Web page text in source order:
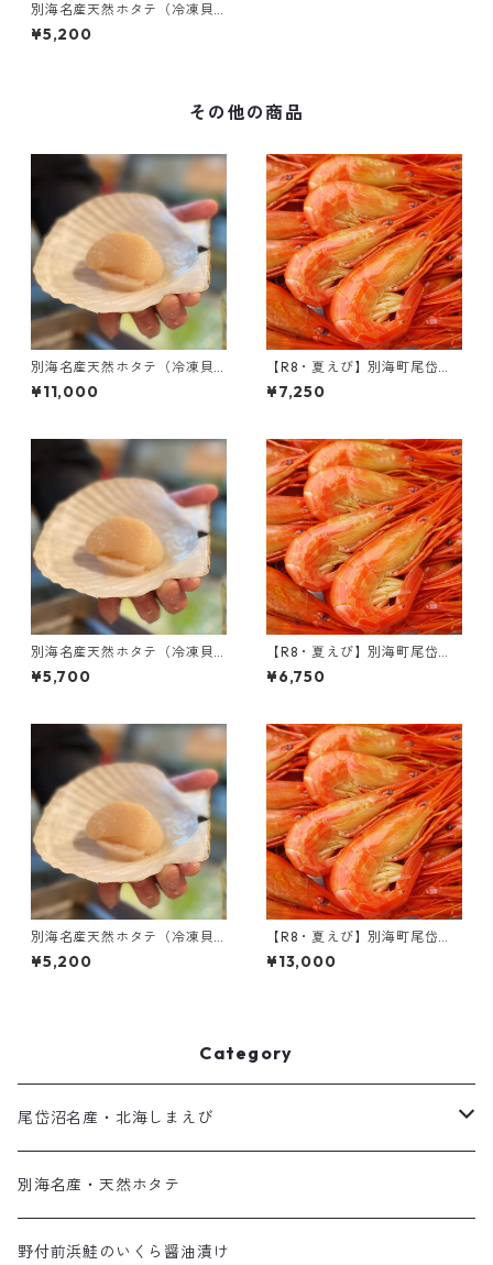
別海名産天然ホタテ（冷凍貝
柱・Mサイズ・500g）
¥5,200
その他の商品
別海名産天然ホタテ（冷凍貝
柱・Lサイズ･1kg）
¥11,000
【R8・夏えび】別海町尾岱沼
名産｜北海しまえび（大サイ
ズ・500g）
¥7,250
別海名産天然ホタテ（冷凍貝
柱・Lサイズ･500g）
¥5,700
【R8・夏えび】別海町尾岱沼
名産｜北海しまえび（中サイ
ズ・500g）
¥6,750
別海名産天然ホタテ（冷凍貝
柱・Mサイズ・500g）
¥5,200
【R8・夏えび】別海町尾岱沼
名産｜北海しまえび（中サイ
ズ・1kg）
¥13,000
Category
尾岱沼名産・北海しまえび
最高の食感！夏の北海しまえび
子持ちが嬉しい！秋の北海しまえび
別海名産・天然ホタテ
野付前浜鮭のいくら醤油漬け